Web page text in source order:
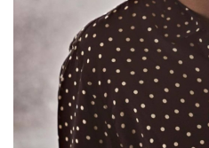
Lịch thi đấu bóng đá
Thế giới thể thao
eSports
Hậu trường